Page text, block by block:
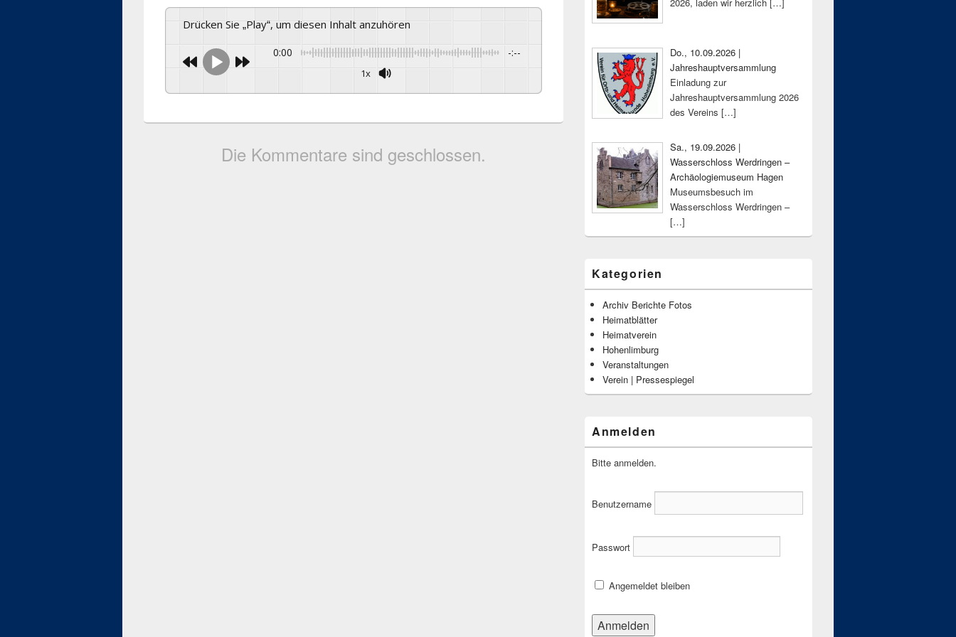
Drücken Sie „Play“, um diesen Inhalt anzuhören
0:00 -:--
1x
Die Kommentare sind geschlossen.
Do., 10.09.2026 |
Jahreshauptversammlung
Einladung zur
Jahreshauptversammlung 2026
des Vereins […]
Sa., 19.09.2026 |
Wasserschloss Werdringen –
Archäologiemuseum Hagen
Museumsbesuch im
Wasserschloss Werdringen –
[…]
Kategorien
Archiv Berichte Fotos
Heimatblätter
Heimatverein
Hohenlimburg
Veranstaltungen
Verein | Pressespiegel
Anmelden
Bitte anmelden.
Benutzername
Passwort
Angemeldet bleiben